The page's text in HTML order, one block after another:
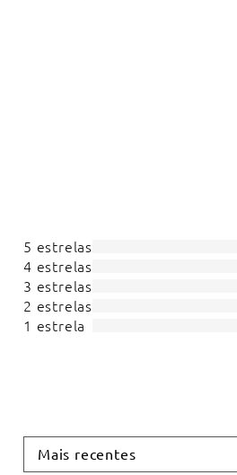
5 estrelas
4 estrelas
3 estrelas
2 estrelas
1 estrela
Mais recentes